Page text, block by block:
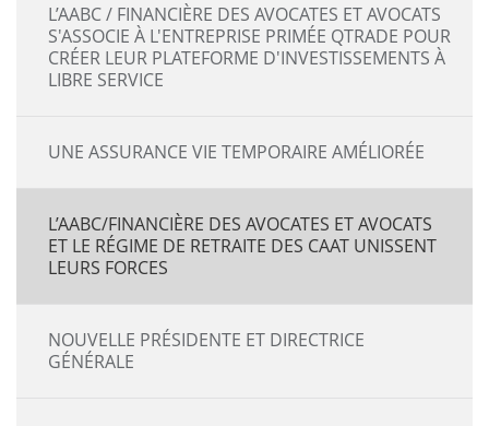
L’AABC / FINANCIÈRE DES AVOCATES ET AVOCATS
S'ASSOCIE À L'ENTREPRISE PRIMÉE QTRADE POUR
CRÉER LEUR PLATEFORME D'INVESTISSEMENTS À
LIBRE SERVICE
UNE ASSURANCE VIE TEMPORAIRE AMÉLIORÉE
L’AABC/FINANCIÈRE DES AVOCATES ET AVOCATS
ET LE RÉGIME DE RETRAITE DES CAAT UNISSENT
LEURS FORCES
NOUVELLE PRÉSIDENTE ET DIRECTRICE
GÉNÉRALE